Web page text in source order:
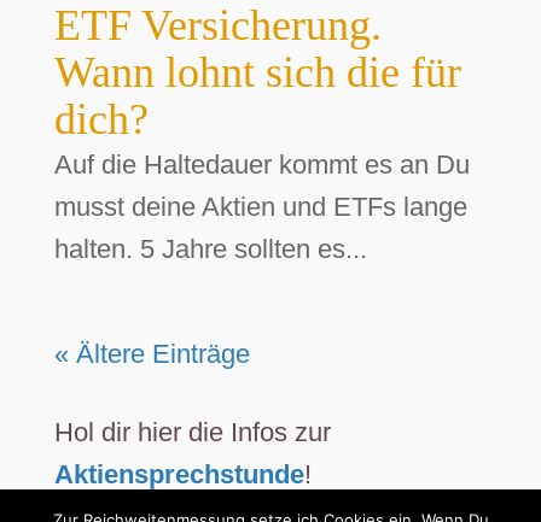
ETF Versicherung.
Wann lohnt sich die für
dich?
Auf die Haltedauer kommt es an Du
musst deine Aktien und ETFs lange
halten. 5 Jahre sollten es...
« Ältere Einträge
Hol dir hier die Infos zur
Aktiensprechstunde!